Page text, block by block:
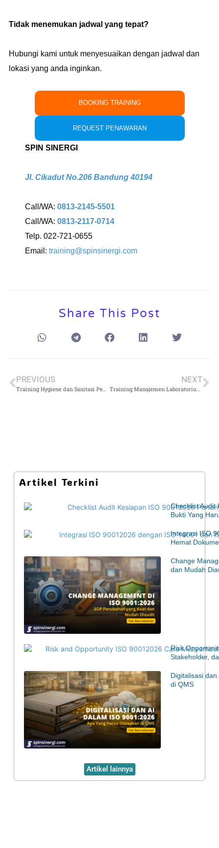
Tidak menemukan jadwal yang tepat?
Hubungi kami untuk menyesuaikan dengan jadwal dan
lokasi yang anda inginkan.
BOOKING TRAINING
REQUEST PENAWARAN
SPIN SINERGI
Jl. Cikadut No.206 Bandung 40194
Call/WA: 0813-2145-5501
Call/WA: 0813-2117-0714
Telp. 022-721-0655
Email: training@spinsinergi.com
Share This Post
PREVIOUS
Training Hygiene dan Sanitasi Pengusaha Makanan
NEXT
Training Manajemen Laboratorium Rumah Sakit
Artikel Terkini
Checklist Audit
Bukti Yang
Integrasi ISO
Hemat
Change
dan Mudah
Risk
Stakeholder,
Digitalisasi
di QMS
Artikel lainnya